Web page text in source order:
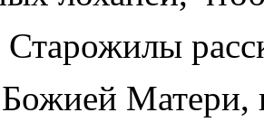
Старожилы
Матери,